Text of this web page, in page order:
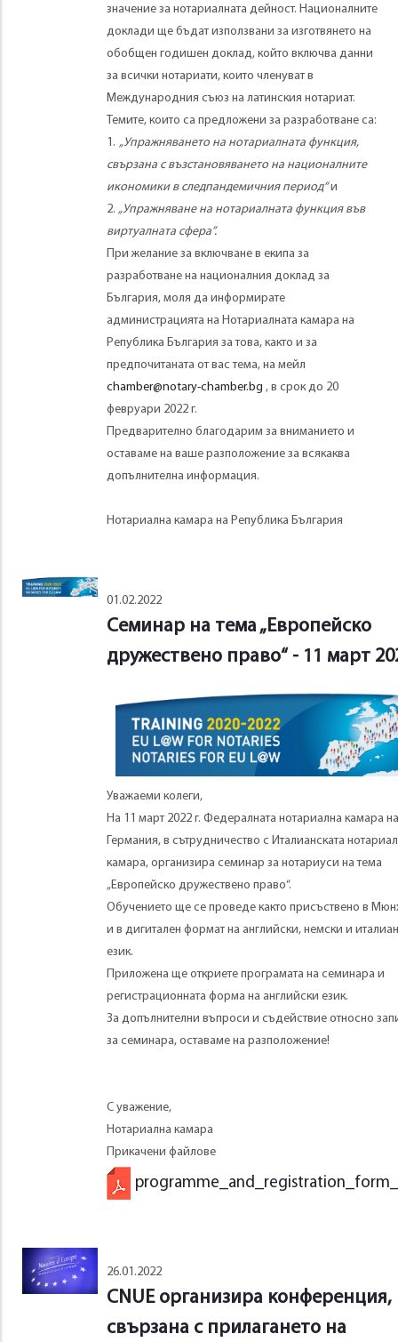
значение за нотариалната дейност. Националните
доклади ще бъдат използвани за изготвянето на
обобщен годишен доклад, който включва данни
за всички нотариати, които членуват в
Международния съюз на латинския нотариат.
Темите, които са предложени за разработване са:
1. „Упражняването на нотариалната функция,
свързана с възстановяването на националните
икономики в следпандемичния период“и
2. „Упражняване на нотариалната функция във
виртуалната сфера”.
При желание за включване в екипа за
разработване на националния доклад за
България, моля да информирате
администрацията на Нотариалната камара на
Република България за това, както и за
предпочитаната от вас тема, на мейл
chamber@notary-chamber.bg , в срок до 20
февруари 2022 г.
Предварително благодарим за вниманието и
оставаме на ваше разположение за всякаква
допълнителна информация.
Нотариална камара на Република България
01.02.2022
Семинар на тема „Европейско
дружествено право“ - 11 март
Уважаеми колеги,
На 11 март 2022 г. Федералната нотариална камара на
Германия, в сътрудничество с Италианската
камара, организира семинар за нотариуси на тема
„Европейско дружествено право“.
Обучението ще се проведе както присъствено в
и в дигитален формат на английски, немски и
език.
Приложена ще откриете програмата на семинара и
регистрационната форма на английски език.
За допълнителни въпроси и съдействие относно
за семинара, оставаме на разположение!
С уважение,
Нотариална камара
Прикачени файлове
26.01.2022
CNUE организира конференция,
свързана с прилагането на